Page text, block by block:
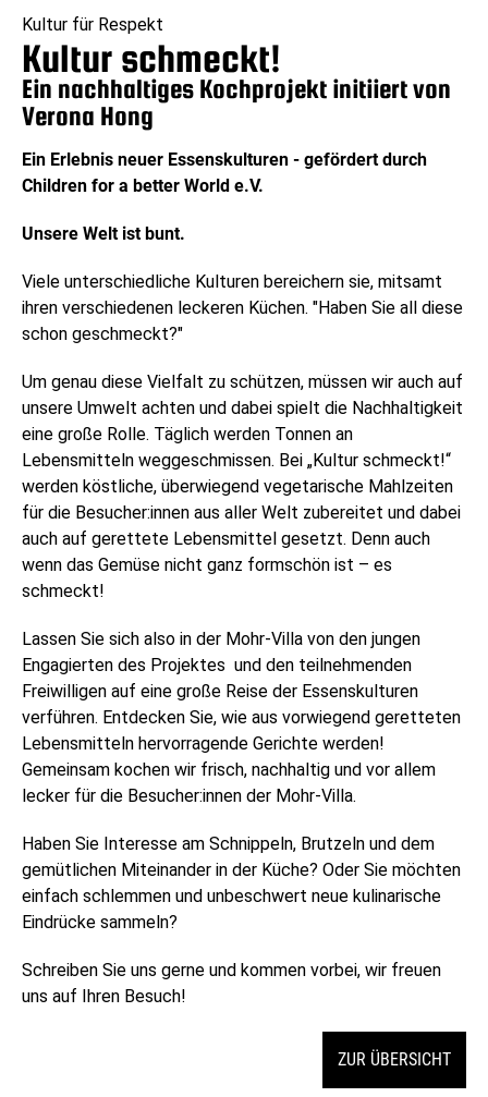
Kultur für Respekt
Kultur schmeckt!
Ein nachhaltiges Kochprojekt initiiert von
Verona Hong
Ein Erlebnis neuer Essenskulturen - gefördert durch
Children for a better World e.V.
Unsere Welt ist bunt.
Viele unterschiedliche Kulturen bereichern sie, mitsamt
ihren verschiedenen leckeren Küchen. "Haben Sie all diese
schon geschmeckt?"
Um genau diese Vielfalt zu schützen, müssen wir auch auf
unsere Umwelt achten und dabei spielt die Nachhaltigkeit
eine große Rolle. Täglich werden Tonnen an
Lebensmitteln weggeschmissen. Bei „Kultur schmeckt!“
werden köstliche, überwiegend vegetarische Mahlzeiten
für die Besucher:innen aus aller Welt zubereitet und dabei
auch auf gerettete Lebensmittel gesetzt. Denn auch
wenn das Gemüse nicht ganz formschön ist – es
schmeckt!
Lassen Sie sich also in der Mohr-Villa von den jungen
Engagierten des Projektes und den teilnehmenden
Freiwilligen auf eine große Reise der Essenskulturen
verführen. Entdecken Sie, wie aus vorwiegend geretteten
Lebensmitteln hervorragende Gerichte werden!
Gemeinsam kochen wir frisch, nachhaltig und vor allem
lecker für die Besucher:innen der Mohr-Villa.
Haben Sie Interesse am Schnippeln, Brutzeln und dem
gemütlichen Miteinander in der Küche? Oder Sie möchten
einfach schlemmen und unbeschwert neue kulinarische
Eindrücke sammeln?
Schreiben Sie uns gerne und kommen vorbei, wir freuen
uns auf Ihren Besuch!
ZUR ÜBERSICHT